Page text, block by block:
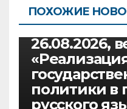
ПОХОЖИЕ
26.08.2026,
политики в
русского